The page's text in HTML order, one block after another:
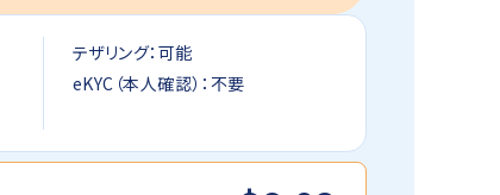
テザリング：可能
eKYC（本人確認）：不要